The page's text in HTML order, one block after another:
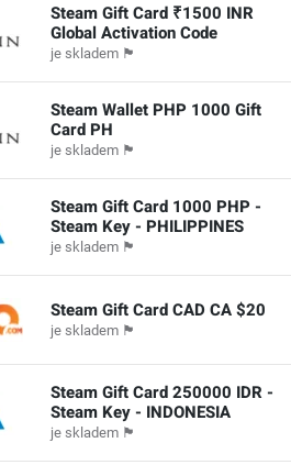
Steam Gift Card ₹1500 INR
Global Activation Code
je skladem 🏴
Steam Wallet PHP 1000 Gift
Card PH
je skladem 🏴
Steam Gift Card 1000 PHP -
Steam Key - PHILIPPINES
je skladem 🏴
Steam Gift Card CAD CA $20
je skladem 🏴
Steam Gift Card 250000 IDR -
Steam Key - INDONESIA
je skladem 🏴